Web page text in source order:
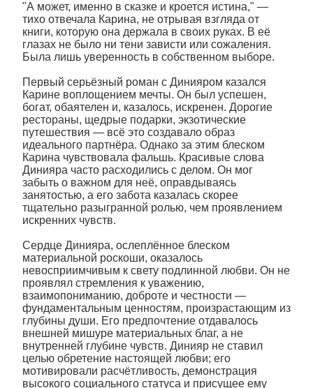
"А может, именно в сказке и кроется истина," —
тихо отвечала Карина, не отрывая взгляда от
книги, которую она держала в своих руках. В её
глазах не было ни тени зависти или сожаления.
Была лишь уверенность в собственном выборе.
Первый серьёзный роман с Динияром казался
Карине воплощением мечты. Он был успешен,
богат, обаятелен и, казалось, искренен. Дорогие
рестораны, щедрые подарки, экзотические
путешествия — всё это создавало образ
идеального партнёра. Однако за этим блеском
Карина чувствовала фальшь. Красивые слова
Динияра часто расходились с делом. Он мог
забыть о важном для неё, оправдываясь
занятостью, а его забота казалась скорее
тщательно разыгранной ролью, чем проявлением
искренних чувств.
Сердце Динияра, ослеплённое блеском
материальной роскоши, оказалось
невосприимчивым к свету подлинной любви. Он не
проявлял стремления к уважению,
взаимопониманию, доброте и честности —
фундаментальным ценностям, произрастающим из
глубины души. Его предпочтение отдавалось
внешней мишуре материальных благ, а не
внутренней глубине чувств. Динияр не ставил
целью обретение настоящей любви; его
мотивировали расчётливость, демонстрация
высокого социального статуса и присущее ему